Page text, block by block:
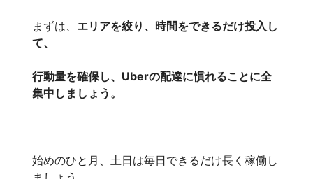
まずは、 エリアを絞り、時間をできるだけ投入し
て、
行動量を確保し、Uberの配達に慣れることに全
集中しましょう。
始めのひと月、土日は毎日できるだけ長く稼働し